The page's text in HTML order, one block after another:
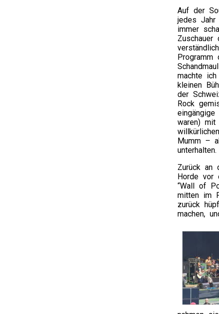
Auf der
jedes Jahr
immer
Zuschauer
Programm
machte
kleinen
der
Rock
waren)
Mumm –
unterhalten.
Zurück an
Horde vor
“Wall of
mitten im
zurück
machen,